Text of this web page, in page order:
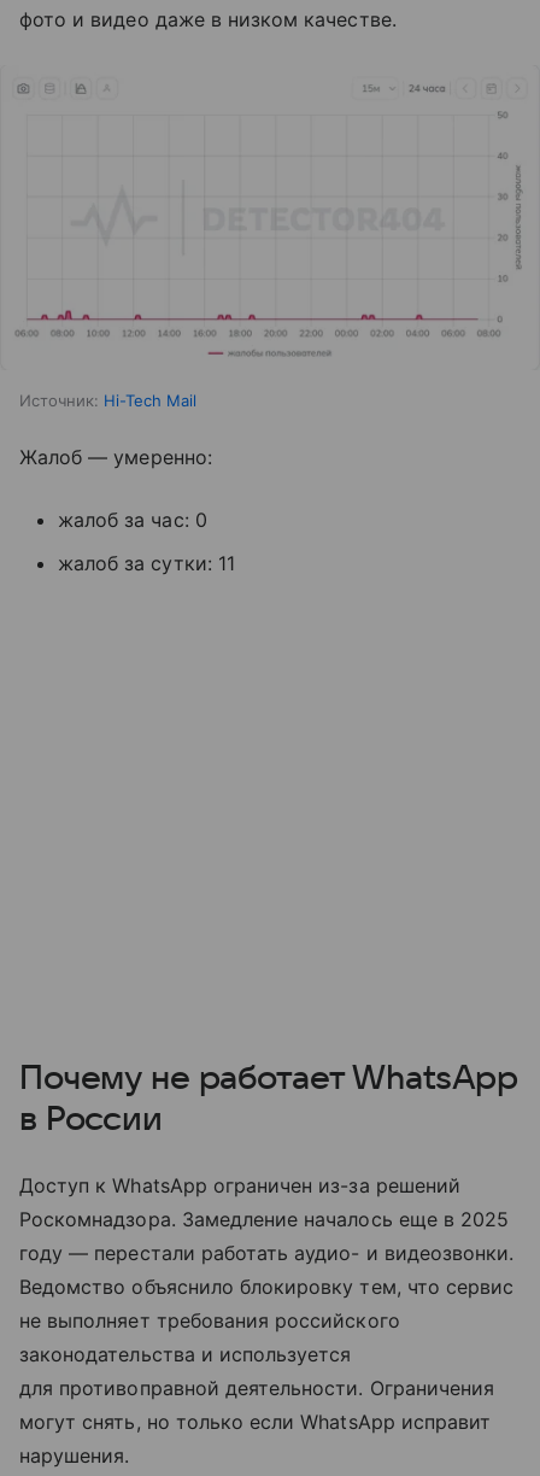
фото и видео даже в низком качестве.
Источник: Hi-Tech Mail
Жалоб — умеренно:
жалоб за час: 0
жалоб за сутки: 11
Почему не работает WhatsApp
в России
Доступ к WhatsApp ограничен из-за решений
Роскомнадзора. Замедление началось еще в 2025
году — перестали работать аудио- и видеозвонки.
Ведомство объяснило блокировку тем, что сервис
не выполняет требования российского
законодательства и используется
для противоправной деятельности. Ограничения
могут снять, но только если WhatsApp исправит
нарушения.